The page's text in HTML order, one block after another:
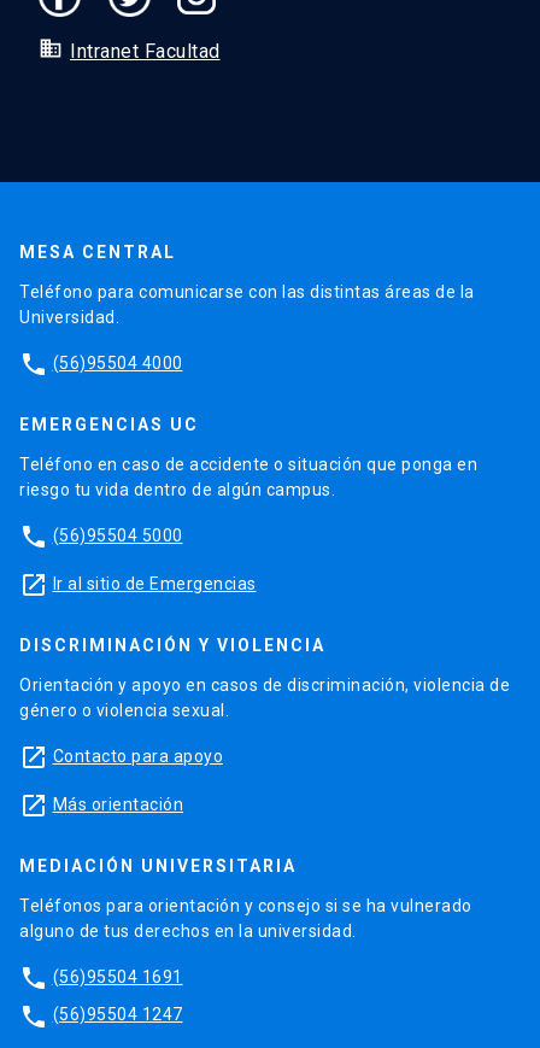
domain Intranet Facultad
MESA CENTRAL
Teléfono para comunicarse con las distintas áreas de la
Universidad.
phone (56)95504 4000
EMERGENCIAS UC
Teléfono en caso de accidente o situación que ponga en
riesgo tu vida dentro de algún campus.
phone (56)95504 5000
launch Ir al sitio de Emergencias
DISCRIMINACIÓN Y VIOLENCIA
Orientación y apoyo en casos de discriminación, violencia de
género o violencia sexual.
launch Contacto para apoyo
launch Más orientación
MEDIACIÓN UNIVERSITARIA
Teléfonos para orientación y consejo si se ha vulnerado
alguno de tus derechos en la universidad.
phone (56)95504 1691
phone (56)95504 1247